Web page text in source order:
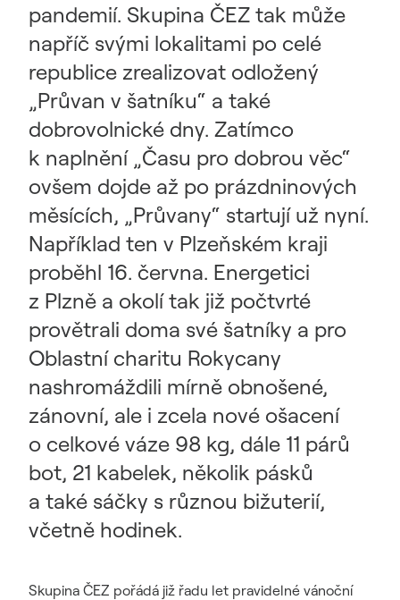
pandemií. Skupina ČEZ tak může
napříč svými lokalitami po celé
republice zrealizovat odložený
„Průvan v šatníku“ a také
dobrovolnické dny. Zatímco
k naplnění „Času pro dobrou věc“
ovšem dojde až po prázdninových
měsících, „Průvany“ startují už nyní.
Například ten v Plzeňském kraji
proběhl 16. června. Energetici
z Plzně a okolí tak již počtvrté
provětrali doma své šatníky a pro
Oblastní charitu Rokycany
nashromáždili mírně obnošené,
zánovní, ale i zcela nové ošacení
o celkové váze 98 kg, dále 11 párů
bot, 21 kabelek, několik pásků
a také sáčky s různou bižuterií,
včetně hodinek.
Skupina ČEZ pořádá již řadu let pravidelné vánoční